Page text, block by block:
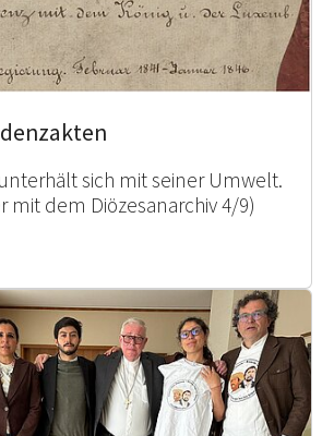
sich mit seiner Umwelt.
mit dem Diözesanarchiv 4/9)